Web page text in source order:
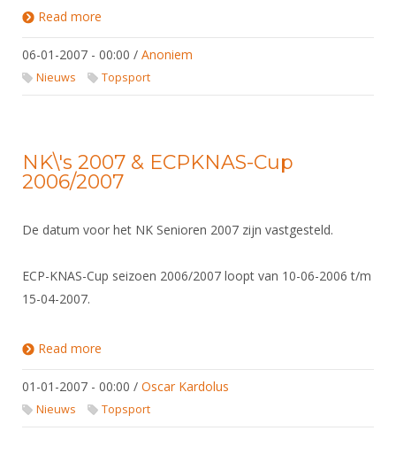
Read more
06-01-2007 - 00:00 / Anoniem
Nieuws Topsport
NK\'s 2007 & ECPKNAS-Cup
2006/2007
De datum voor het NK Senioren 2007 zijn vastgesteld.
ECP-KNAS-Cup seizoen 2006/2007 loopt van 10-06-2006 t/m
15-04-2007.
Read more
01-01-2007 - 00:00 / Oscar Kardolus
Nieuws Topsport